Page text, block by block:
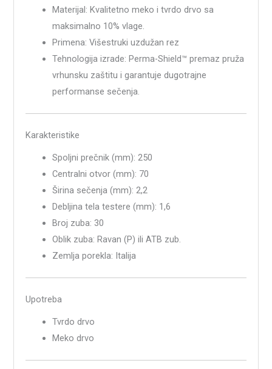
Materijal: Kvalitetno meko i tvrdo drvo sa
maksimalno 10% vlage.
Primena: Višestruki uzdužan rez
Tehnologija izrade: Perma-Shield™ premaz pruža
vrhunsku zaštitu i garantuje dugotrajne
performanse sečenja.
Karakteristike
Spoljni prečnik (mm): 250
Centralni otvor (mm): 70
Širina sečenja (mm): 2,2
Debljina tela testere (mm): 1,6
Broj zuba: 30
Oblik zuba: Ravan (P) ili ATB zub.
Zemlja porekla: Italija
Upotreba
Tvrdo drvo
Meko drvo